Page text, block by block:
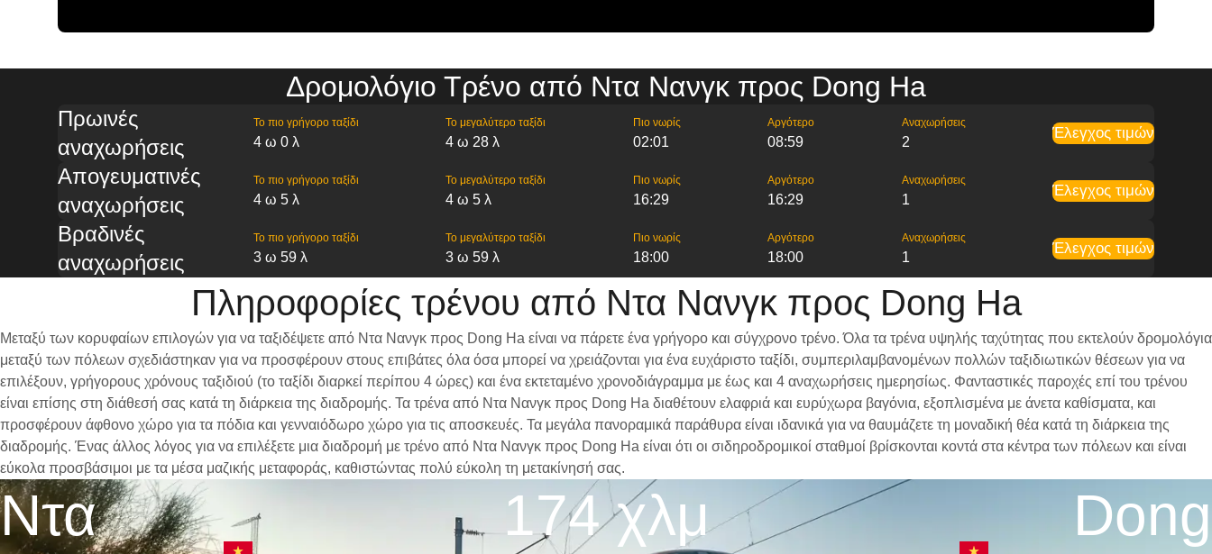
Δρομολόγιο Τρένο από Ντα Νανγκ προς Dong Ha
Πρωινές
αναχωρήσεις
Το πιο γρήγορο ταξίδι
4 ω 0 λ
Το μεγαλύτερο ταξίδι
4 ω 28 λ
Πιο νωρίς
02:01
Αργότερο
08:59
Αναχωρήσεις
2
Έλεγχος τιμών
Απογευματινές
αναχωρήσεις
Το πιο γρήγορο ταξίδι
4 ω 5 λ
Το μεγαλύτερο ταξίδι
4 ω 5 λ
Πιο νωρίς
16:29
Αργότερο
16:29
Αναχωρήσεις
1
Έλεγχος τιμών
Βραδινές
αναχωρήσεις
Το πιο γρήγορο ταξίδι
3 ω 59 λ
Το μεγαλύτερο ταξίδι
3 ω 59 λ
Πιο νωρίς
18:00
Αργότερο
18:00
Αναχωρήσεις
1
Έλεγχος τιμών
Πληροφορίες τρένου από Ντα Νανγκ προς Dong Ha
Μεταξύ των κορυφαίων επιλογών για να ταξιδέψετε από Ντα Νανγκ προς Dong Ha είναι να πάρετε ένα γρήγορο και σύγχρονο τρένο. Όλα τα τρένα υψηλής ταχύτητας που εκτελούν δρομολόγια
μεταξύ των πόλεων σχεδιάστηκαν για να προσφέρουν στους επιβάτες όλα όσα μπορεί να χρειάζονται για ένα ευχάριστο ταξίδι, συμπεριλαμβανομένων πολλών ταξιδιωτικών θέσεων για να
επιλέξουν, γρήγορους χρόνους ταξιδιού (το ταξίδι διαρκεί περίπου 4 ώρες) και ένα εκτεταμένο χρονοδιάγραμμα με έως και 4 αναχωρήσεις ημερησίως. Φανταστικές παροχές επί του τρένου
είναι επίσης στη διάθεσή σας κατά τη διάρκεια της διαδρομής. Τα τρένα από Ντα Νανγκ προς Dong Ha διαθέτουν ελαφριά και ευρύχωρα βαγόνια, εξοπλισμένα με άνετα καθίσματα, και
προσφέρουν άφθονο χώρο για τα πόδια και γενναιόδωρο χώρο για τις αποσκευές. Τα μεγάλα πανοραμικά παράθυρα είναι ιδανικά για να θαυμάζετε τη μοναδική θέα κατά τη διάρκεια της
διαδρομής. Ένας άλλος λόγος για να επιλέξετε μια διαδρομή με τρένο από Ντα Νανγκ προς Dong Ha είναι ότι οι σιδηροδρομικοί σταθμοί βρίσκονται κοντά στα κέντρα των πόλεων και είναι
εύκολα προσβάσιμοι με τα μέσα μαζικής μεταφοράς, καθιστώντας πολύ εύκολη τη μετακίνησή σας.
Ντα
174 χλμ
Dong